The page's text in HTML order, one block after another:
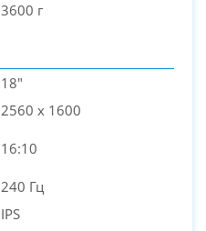
3600 г
18"
2560 x 1600
16:10
240 Гц
IPS